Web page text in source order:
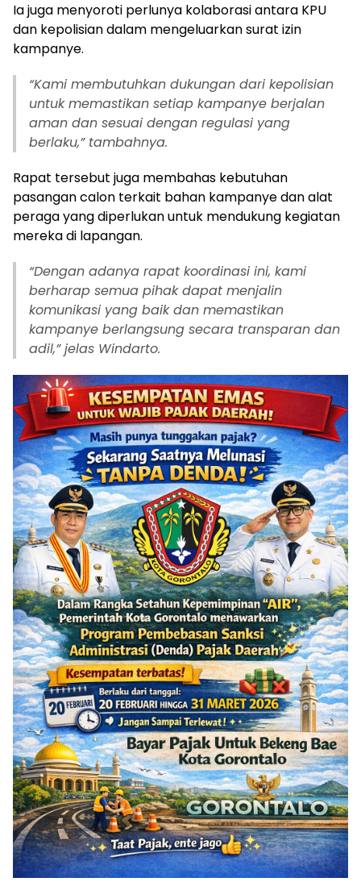
Ia juga menyoroti perlunya kolaborasi antara KPU
dan kepolisian dalam mengeluarkan surat izin
kampanye.
“Kami membutuhkan dukungan dari kepolisian
untuk memastikan setiap kampanye berjalan
aman dan sesuai dengan regulasi yang
berlaku,” tambahnya.
Rapat tersebut juga membahas kebutuhan
pasangan calon terkait bahan kampanye dan alat
peraga yang diperlukan untuk mendukung kegiatan
mereka di lapangan.
“Dengan adanya rapat koordinasi ini, kami
berharap semua pihak dapat menjalin
komunikasi yang baik dan memastikan
kampanye berlangsung secara transparan dan
adil,” jelas Windarto.